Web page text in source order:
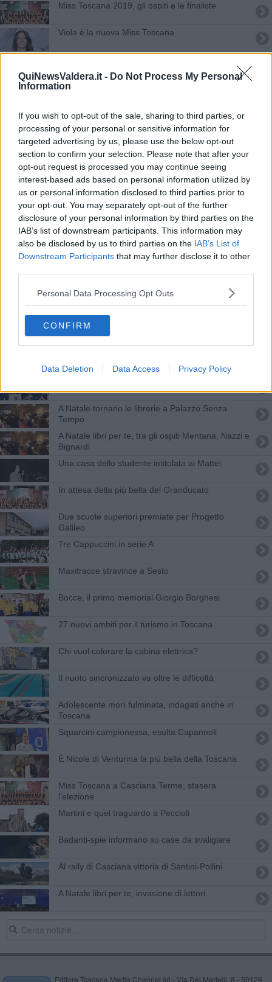
QuiNewsValdera.it - Do Not Process My Personal
Information
If you wish to opt-out of the sale, sharing to third parties, or
processing of your personal or sensitive information for
targeted advertising by us, please use the below opt-out
section to confirm your selection. Please note that after your
opt-out request is processed you may continue seeing
interest-based ads based on personal information utilized by
us or personal information disclosed to third parties prior to
your opt-out. You may separately opt-out of the further
disclosure of your personal information by third parties on the
IAB’s list of downstream participants. This information may
also be disclosed by us to third parties on the IAB’s List of
Downstream Participants that may further disclose it to other
Personal Data Processing Opt Outs
CONFIRM
Data Deletion Data Access Privacy Policy
Miss Toscana 2019, gli ospiti e le finaliste
Viola è la nuova Miss Toscana
Terza vittoria, i Lupi di Pontedera volano in vetta
Cuccioli di cane guida in affido, storie d'amore
Liste civiche, prove d'insieme per le regionali
La più bella della regione è Rachele Risaliti
Francesca Bandini è la miss Toscana 2015
Via ai tornei Next Star Cup e Gold Cup
Cambio allenatore alla Juve Pontedera
Prima prova regionali, 12esimo posto per La
Santa Maria a Monte e la Liberazione dai
​La Regione manda a Pontedera quattro vigili
A Natale tornano le librerie a Palazzo Senza
Tempo
A Natale libri per te, tra gli ospiti Mentana, Nazzi e
Bignardi
Una casa dello studente intitolata ai Mattei
In attesa della più bella del Granducato
Due scuole superiori premiate per Progetto
Galileo
Tre Cappuccini in serie A
Maxitracce stravince a Sesto
Bocce, il primo memorial Giorgio Borghesi
27 nuovi ambiti per il turismo in Toscana
Chi vuol colorare la cabina elettrica?
Il nuoto sincronizzato va oltre le difficoltà
Adolescente morì fulminata, indagati anche in
Toscana
Squarcini campionessa, esulta Capannoli
​È Nicole di Venturina la più bella della Toscana
Miss Toscana a Casciana Terme, stasera
l'elezione
Martini e quel traguardo a Peccioli
Badanti-spie informano su case da svaligiare
Al rally di Casciana vittoria di Santini-Pollini
A Natale libri per te, invasione di lettori
Editore Toscana Media Channel srl - Via Dei Martelli, 8 - 50129